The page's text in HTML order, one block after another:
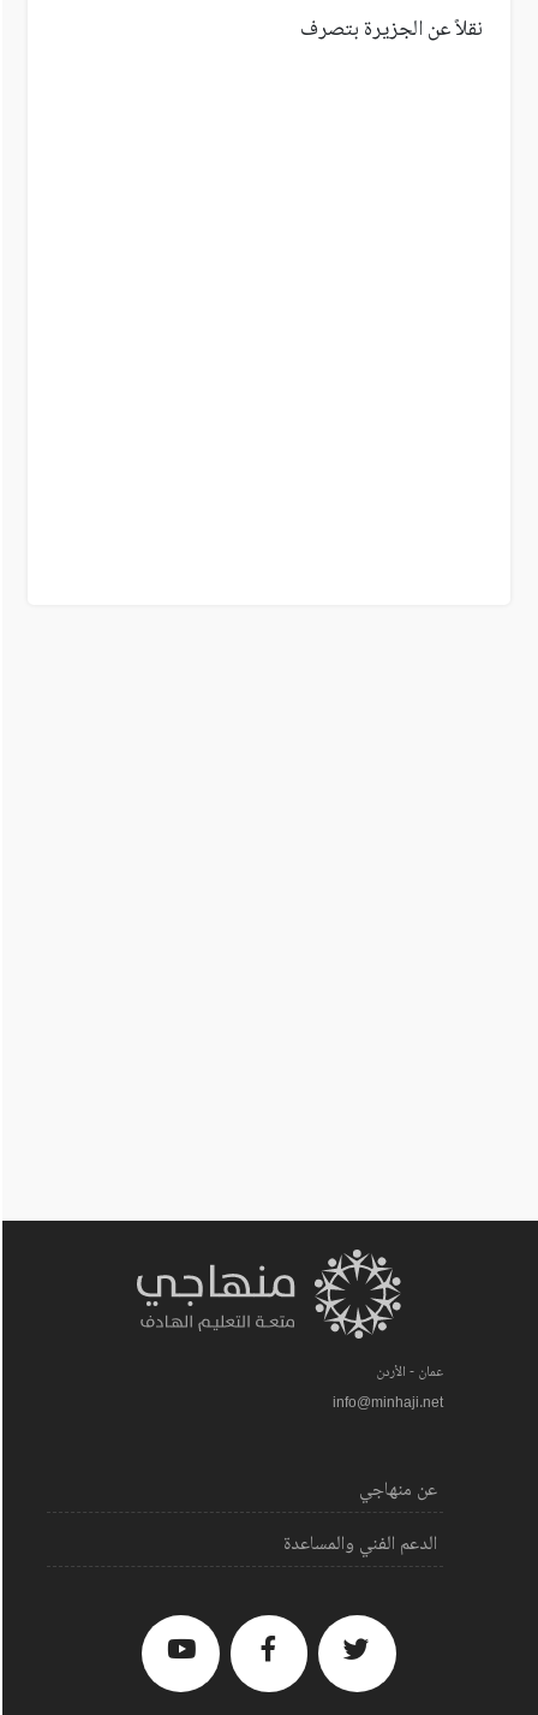
نقلاً عن الجزيرة بتصرف
عمان - الأردن
info@minhaji.net
عن منهاجي
الدعم الفني والمساعدة